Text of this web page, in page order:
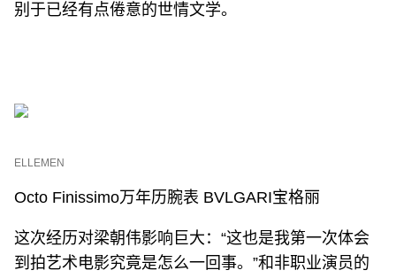
别于已经有点倦意的世情文学。
ELLEMEN
Octo Finissimo万年历腕表 BVLGARI宝格丽
这次经历对梁朝伟影响巨大：“这也是我第一次体会
到拍艺术电影究竟是怎么一回事。”和非职业演员的